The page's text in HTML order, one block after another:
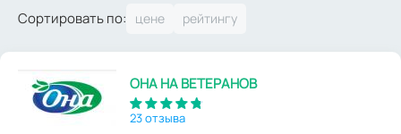
Сортировать по:
ОНА НА ВЕТЕРАНОВ
23 отзыва